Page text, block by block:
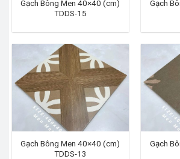
Gạch Bông Men 40×40 (cm)
TDDS-15
Gạch
Gạch Bông Men 40×40 (cm)
TDDS-13
Gạch